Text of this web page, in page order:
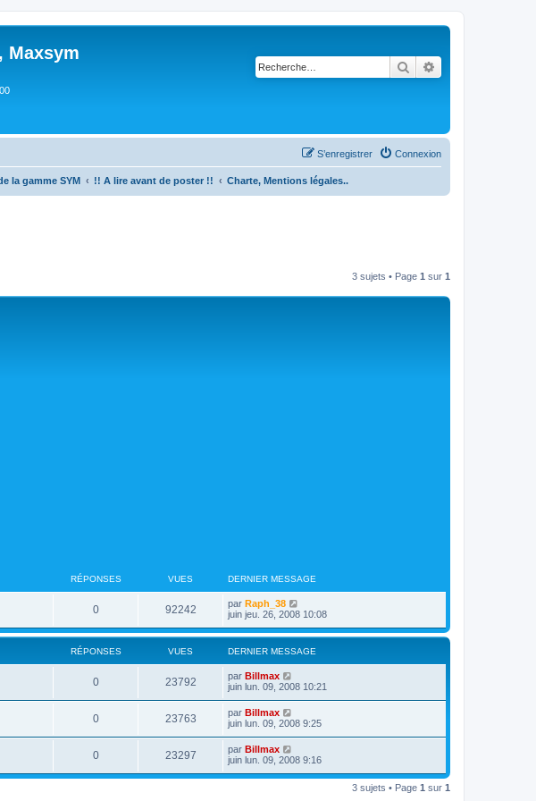
Maxsym
Rechercher
Connexion
S’enregistrer
la gamme SYM !! A lire avant de poster !! Charte, Mentions légales..
3 sujets • Page 1 sur 1
RÉPONSES VUES DERNIER MESSAGE
0 92242 par Raph_38
juin jeu. 26, 2008 10:08
RÉPONSES VUES DERNIER MESSAGE
0 23792 par Billmax
juin lun. 09, 2008 10:21
0 23763 par Billmax
juin lun. 09, 2008 9:25
0 23297 par Billmax
juin lun. 09, 2008 9:16
3 sujets • Page 1 sur 1